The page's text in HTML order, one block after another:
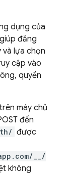
dụng của
đăng
lựa chọn
cập vào
quyền
máy chủ
đến
được
__/
không